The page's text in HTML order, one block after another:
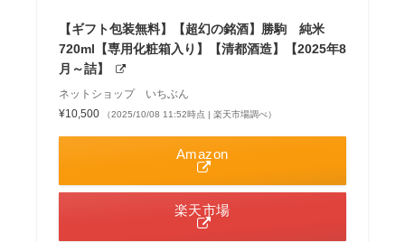
【ギフト包装無料】【超幻の銘酒】勝駒 純米
720ml【専用化粧箱入り】【清都酒造】【2025年8
月～詰】
ネットショップ いちぶん
¥10,500
（2025/10/08 11:52時点 | 楽天市場調べ）
Amazon
楽天市場